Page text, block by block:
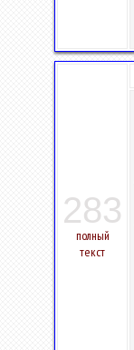
283
полный
текст